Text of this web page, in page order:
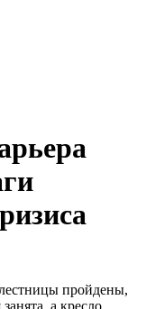
пройдены,
а кресло